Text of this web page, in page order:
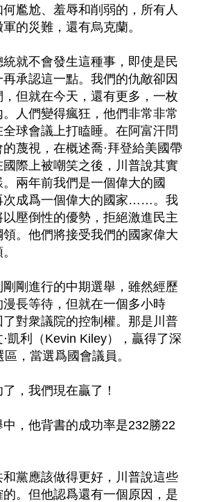
尷尬、羞辱和削弱的，所有人
的災難，還有烏克蘭。
就不會發生這種事，即使是民
承認這一點。我們的仇敵卻因
但就在今天，還有更多，一枚
人們變得瘋狂，他們非常非常
球會議上打瞌睡。在阿富汗問
蔑視，在概述喬·拜登給美國帶
際上被嘲笑之後，川普說其實
兩年前我們是一個偉大的國
次成爲一個偉大的國家……。我
壓倒性的優勢，拒絕激進民主
。他們將接受我們的國家偉大
剛進行的中期選舉，雖然經歷
長等待，但就在一個多小時
對衆議院的控制權。那是川普
凱利（Kevin Kiley），贏得了深
，當選爲國會議員。
，我們現在贏了！
中，他背書的成功率是232勝22
黨應該做得更好，川普說這些
。但他認爲還有一個原因，是